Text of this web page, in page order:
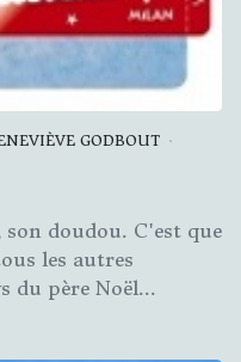
GODBOUT
doudou. C'est que
les autres
du père Noël...